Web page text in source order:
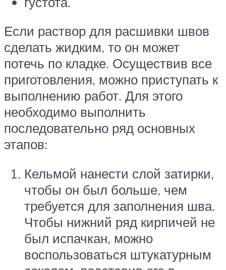
Если раствор для расшивки швов
сделать жидким, то он может
потечь по кладке. Осуществив все
приготовления, можно приступать к
выполнению работ. Для этого
необходимо выполнить
последовательно ряд основных
этапов:
Кельмой нанести слой затирки,
чтобы он был больше, чем
требуется для заполнения шва.
Чтобы нижний ряд кирпичей не
был испачкан, можно
воспользоваться штукатурным